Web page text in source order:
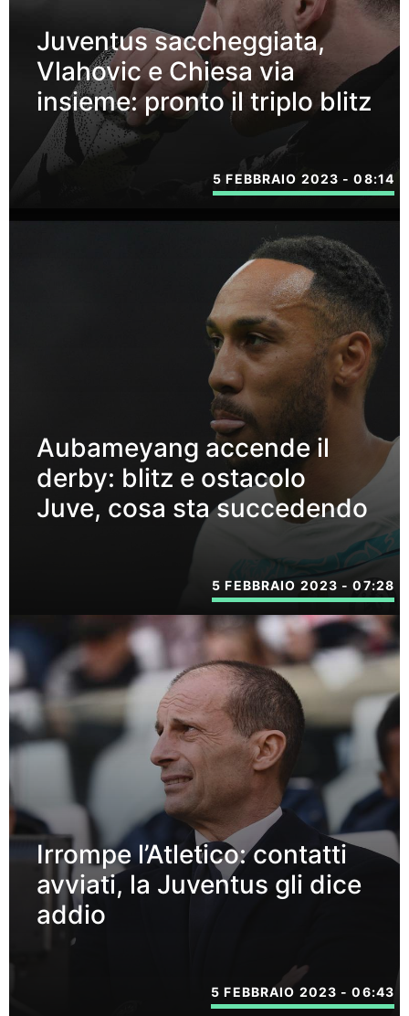
Juventus saccheggiata,
Vlahovic e Chiesa via
insieme: pronto il triplo blitz
5 FEBBRAIO 2023 - 08:14
Aubameyang accende il
derby: blitz e ostacolo
Juve, cosa sta succedendo
5 FEBBRAIO 2023 - 07:28
Irrompe l’Atletico: contatti
avviati, la Juventus gli dice
addio
5 FEBBRAIO 2023 - 06:43